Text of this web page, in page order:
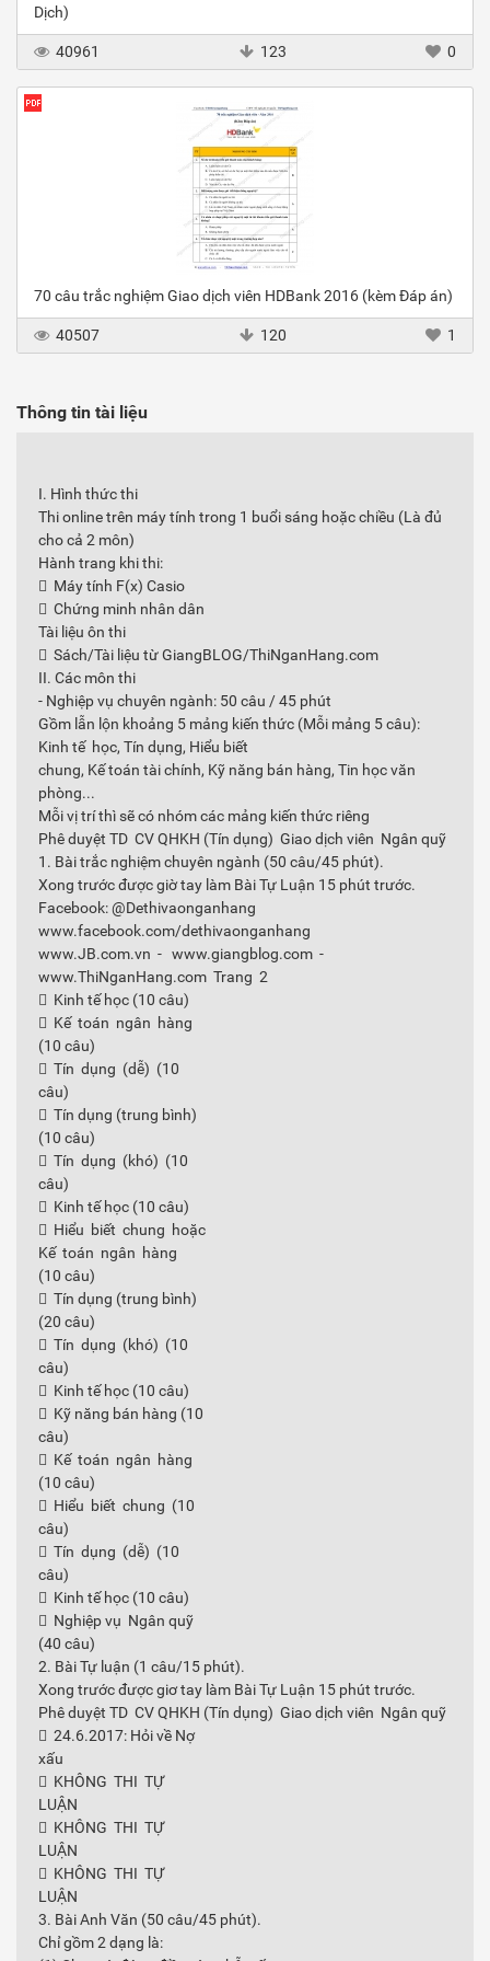
Dịch)
40961 123 0
70 câu trắc nghiệm Giao dịch viên HDBank 2016 (kèm Đáp án)
40507 120 1
Thông tin tài liệu
I. Hình thức thi
Thi online trên máy tính trong 1 buổi sáng hoặc chiều (Là đủ
cho cả 2 môn)
Hành trang khi thi:
 Máy tính F(x) Casio
 Chứng minh nhân dân
Tài liệu ôn thi
 Sách/Tài liệu từ GiangBLOG/ThiNganHang.com
II. Các môn thi
- Nghiệp vụ chuyên ngành: 50 câu / 45 phút
Gồm lẫn lộn khoảng 5 mảng kiến thức (Mỗi mảng 5 câu):
Kinh tế học, Tín dụng, Hiểu biết
chung, Kế toán tài chính, Kỹ năng bán hàng, Tin học văn
phòng...
Mỗi vị trí thì sẽ có nhóm các mảng kiến thức riêng
Phê duyệt TD CV QHKH (Tín dụng) Giao dịch viên Ngân quỹ
1. Bài trắc nghiệm chuyên ngành (50 câu/45 phút).
Xong trước được giờ tay làm Bài Tự Luận 15 phút trước.
Facebook: @Dethivaonganhang
www.facebook.com/dethivaonganhang
www.JB.com.vn - www.giangblog.com -
www.ThiNganHang.com Trang 2
 Kinh tế học (10 câu)
 Kế toán ngân hàng
(10 câu)
 Tín dụng (dễ) (10
câu)
 Tín dụng (trung bình)
(10 câu)
 Tín dụng (khó) (10
câu)
 Kinh tế học (10 câu)
 Hiểu biết chung hoặc
Kế toán ngân hàng
(10 câu)
 Tín dụng (trung bình)
(20 câu)
 Tín dụng (khó) (10
câu)
 Kinh tế học (10 câu)
 Kỹ năng bán hàng (10
câu)
 Kế toán ngân hàng
(10 câu)
 Hiểu biết chung (10
câu)
 Tín dụng (dễ) (10
câu)
 Kinh tế học (10 câu)
 Nghiệp vụ Ngân quỹ
(40 câu)
2. Bài Tự luận (1 câu/15 phút).
Xong trước được giơ tay làm Bài Tự Luận 15 phút trước.
Phê duyệt TD CV QHKH (Tín dụng) Giao dịch viên Ngân quỹ
 24.6.2017: Hỏi về Nợ
xấu
 KHÔNG THI TỰ
LUẬN
 KHÔNG THI TỰ
LUẬN
 KHÔNG THI TỰ
LUẬN
3. Bài Anh Văn (50 câu/45 phút).
Chỉ gồm 2 dạng là: